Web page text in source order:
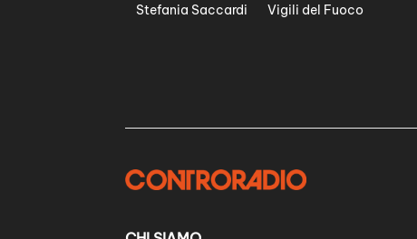
Stefania Saccardi
Vigili del Fuoco